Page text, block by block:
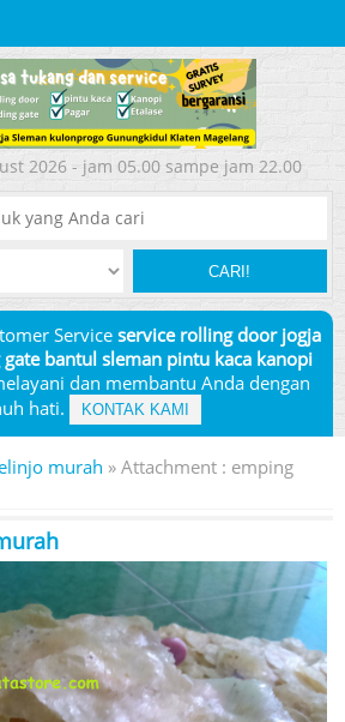
2026 - jam 05.00 sampe jam 22.00
CARI!
Service service rolling door jogja
bantul sleman pintu kaca kanopi
dan membantu Anda dengan
hati.
KONTAK KAMI
murah » Attachment : emping